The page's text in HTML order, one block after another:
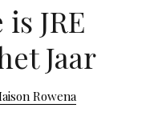
JRE
Jaar
Rowena